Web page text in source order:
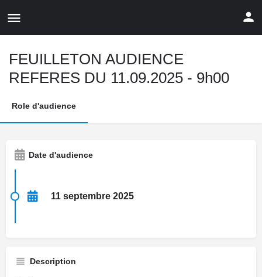
FEUILLETON AUDIENCE
REFERES DU 11.09.2025 - 9h00
Role d'audience
Date d'audience
11 septembre 2025
Description